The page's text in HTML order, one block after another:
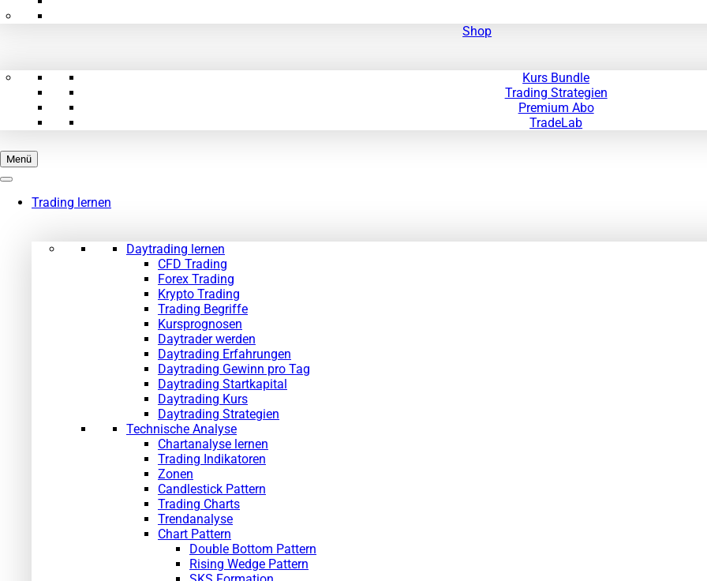
Shop
Kurs Bundle
Trading Strategien
Premium Abo
TradeLab
Menü
Trading lernen
Daytrading lernen
CFD Trading
Forex Trading
Krypto Trading
Trading Begriffe
Kursprognosen
Daytrader werden
Daytrading Erfahrungen
Daytrading Gewinn pro Tag
Daytrading Startkapital
Daytrading Kurs
Daytrading Strategien
Technische Analyse
Chartanalyse lernen
Trading Indikatoren
Zonen
Candlestick Pattern
Trading Charts
Trendanalyse
Chart Pattern
Double Bottom Pattern
Rising Wedge Pattern